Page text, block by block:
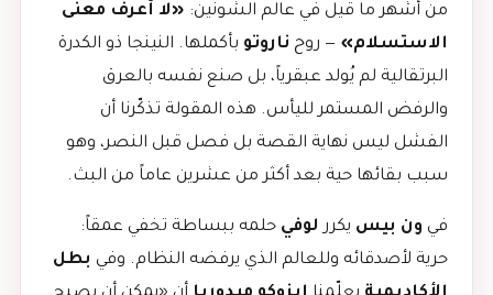
من أشهر ما قيل في عالم الشونين: «لا أعرف معنى
الاستسلام» — روح ناروتو بأكملها. النينجا ذو الكدرة
البرتقالية لم يُولد عبقرياً، بل صنع نفسه بالعرق
والرفض المستمر لليأس. هذه المقولة تذكّرنا أن
الفشل ليس نهاية القصة بل فصل قبل النصر، وهو
سبب بقائها حية بعد أكثر من عشرين عاماً من البث.
في ون بيس يكرر لوفي حلمه ببساطة تخفي عمقاً:
حرية لأصدقائه وللعالم الذي يرفضه النظام. وفي بطل